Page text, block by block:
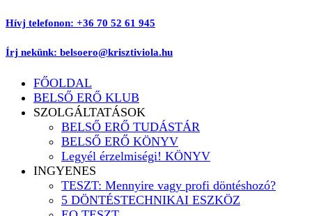
Ugrás
tartalomhoz
Hívj telefonon: +36 70 52 61 945
Írj nekünk: belsoero@krisztiviola.hu
FŐOLDAL
BELSŐ ERŐ KLUB
SZOLGÁLTATÁSOK
BELSŐ ERŐ TUDÁSTÁR
BELSŐ ERŐ KÖNYV
Legyél érzelmiségi! KÖNYV
INGYENES
TESZT: Mennyire vagy profi döntéshozó?
5 DÖNTÉSTECHNIKAI ESZKÖZ